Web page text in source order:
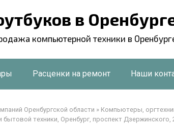
в
компьютерной техники в
Расценки на ремонт Наши
Оренбургской области » Компьютеры,
техники, Оренбург, проспект Дзержинского,